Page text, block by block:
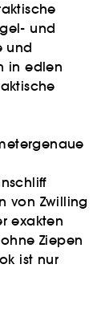
und
und
in edlen
von Zwilling
exakten
Ziepen
ist nur